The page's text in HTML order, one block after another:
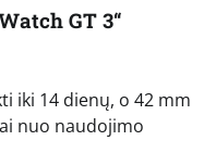
GT 3“
iki 14 dienų, o 42 mm
nuo naudojimo